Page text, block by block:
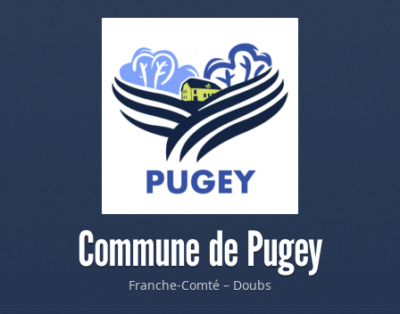
Commune de Pugey
Franche-Comté – Doubs